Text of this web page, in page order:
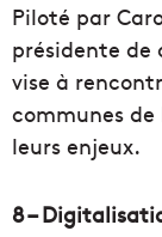
Piloté par
présidente de
vise à
communes
leurs enjeux.
8 –